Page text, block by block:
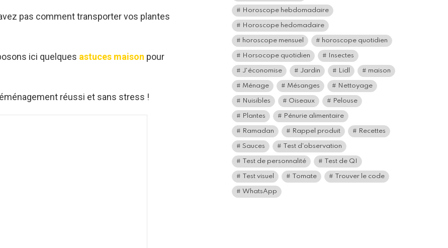
pas comment transporter vos plantes
ici quelques astuces maison pour
réussi et sans stress !
Horoscope hebdomadaire
Horoscope hedomadaire
horoscope mensuel horoscope quotidien
Horsocope quotidien Insectes
J'économise Jardin Lidl maison
Ménage Mésanges Nettoyage
Nuisibles Oiseaux Pelouse
Plantes Pénurie alimentaire
Ramadan Rappel produit Recettes
Sauces Test d'observation
Test de personnalité Test de QI
Test visuel Tomate Trouver le code
WhatsApp